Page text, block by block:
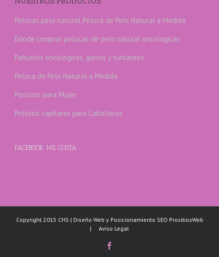
Pelucas pelo natural Peluca de Pelo Natural a Medida
Dónde comprar pelucas de pelo natural oncologicas
Pañuelos oncologicos, gorros y turbantes
Peluca de Pelo Natural a Medida
Postizos para Mujer
Prótesis capilares para Caballeros
FACEBOOK: ME GUSTA
Copyright 2015 CHS | Diseño Web y Posicionamiento SEO PrositiosWeb
| Aviso Legal